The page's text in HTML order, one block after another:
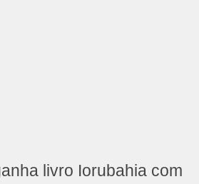
livro Iorubahia com